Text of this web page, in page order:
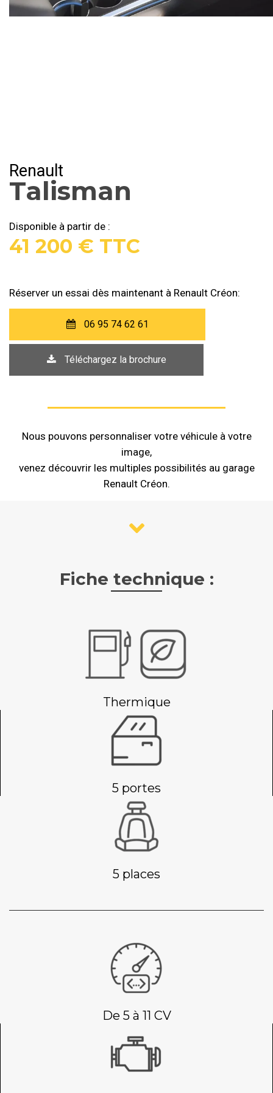
Renault
Talisman
Disponible à partir de :
41 200 € TTC
Réserver un essai dès maintenant à Renault Créon:
06 95 74 62 61
Téléchargez la brochure
Nous pouvons personnaliser votre véhicule à votre
image,
venez découvrir les multiples possibilités au garage
Renault Créon.
Fiche technique :
Thermique
5 portes
5 places
De 5 à 11 CV